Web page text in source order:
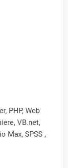
PHP, Web
VB.net,
Max, SPSS ,